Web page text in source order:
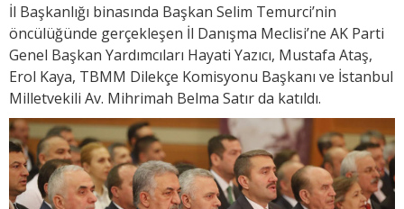
İl Başkanlığı binasında Başkan Selim Temurci’nin
öncülüğünde gerçekleşen İl Danışma Meclisi’ne AK Parti
Genel Başkan Yardımcıları Hayati Yazıcı, Mustafa Ataş,
Erol Kaya, TBMM Dilekçe Komisyonu Başkanı ve İstanbul
Milletvekili Av. Mihrimah Belma Satır da katıldı.